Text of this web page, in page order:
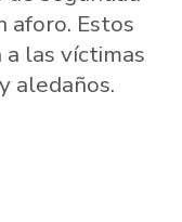
aforo. Estos
las víctimas
aledaños.